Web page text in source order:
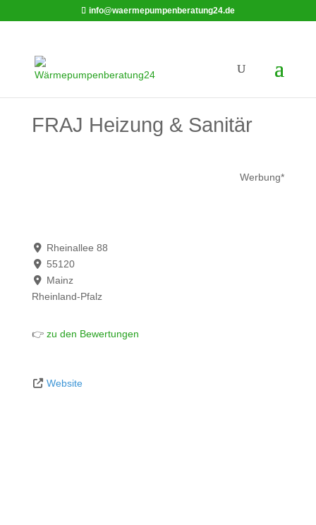
info@waermepumpenberatung24.de
FRAJ Heizung & Sanitär
Werbung*
Rheinallee 88
55120
Mainz
Rheinland-Pfalz
👉zu den Bewertungen
Website